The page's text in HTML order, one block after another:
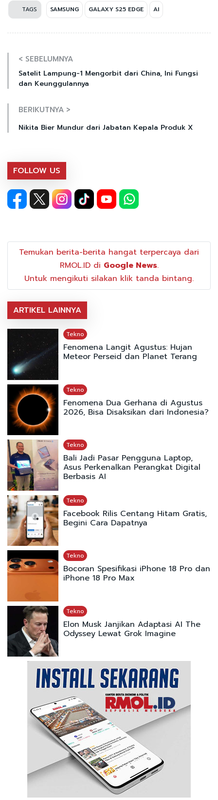
TAGS SAMSUNG GALAXY S25 EDGE AI
< SEBELUMNYA
Satelit Lampung-1 Mengorbit dari China, Ini Fungsi
dan Keunggulannya
BERIKUTNYA >
Nikita Bier Mundur dari Jabatan Kepala Produk X
FOLLOW US
Temukan berita-berita hangat terpercaya dari
RMOL.ID di Google News.
Untuk mengikuti silakan klik tanda bintang.
ARTIKEL LAINNYA
Tekno
Fenomena Langit Agustus: Hujan
Meteor Perseid dan Planet Terang
Tekno
Fenomena Dua Gerhana di Agustus
2026, Bisa Disaksikan dari Indonesia?
Tekno
Bali Jadi Pasar Pengguna Laptop,
Asus Perkenalkan Perangkat Digital
Berbasis AI
Tekno
Facebook Rilis Centang Hitam Gratis,
Begini Cara Dapatnya
Tekno
Bocoran Spesifikasi iPhone 18 Pro dan
iPhone 18 Pro Max
Tekno
Elon Musk Janjikan Adaptasi AI The
Odyssey Lewat Grok Imagine